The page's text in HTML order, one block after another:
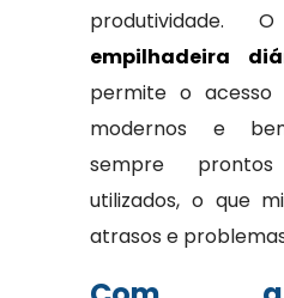
produtividade.
empilhadeira
permite o acesso
modernos e
sempre
utilizados, o que
atrasos e